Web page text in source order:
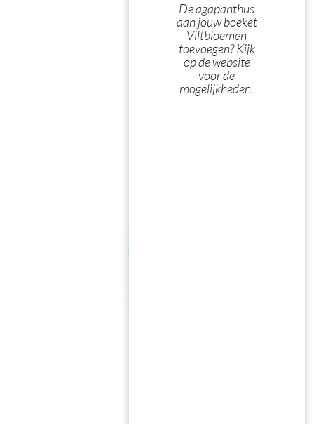
De agapanthus
aan jouw boeket
Viltbloemen
toevoegen? Kijk
op de website
voor de
mogelijkheden.